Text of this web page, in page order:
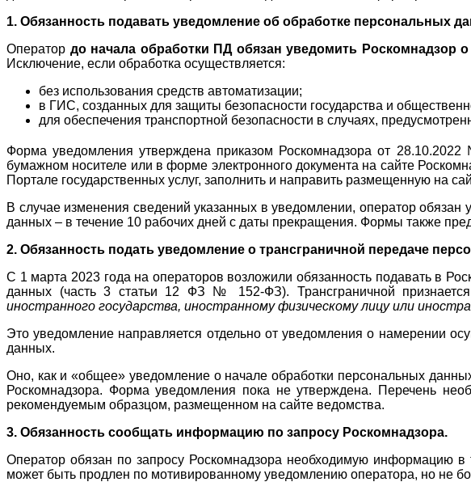
1. Обязанность подавать уведомление об обработке персональных
Оператор до начала обработки ПД обязан уведомить Роскомнадзор
Исключение, если обработка осуществляется:
без использования средств автоматизации;
в ГИС, созданных для защиты безопасности государства и
для обеспечения транспортной безопасности в случаях,
Форма уведомления утверждена приказом Роскомнадзора от
бумажном носителе или в форме электронного документа на сайте
Портале государственных услуг, заполнить и направить размещенную на
В случае изменения сведений указанных в уведомлении, оператор
данных – в течение 10 рабочих дней с даты прекращения. Формы также
2. Обязанность подать уведомление о трансграничной передаче
С 1 марта 2023 года на операторов возложили обязанность подавать в
данных (часть 3 статьи 12 ФЗ № 152-ФЗ). Трансграничной признается
иностранного государства, иностранному физическому лицу или
Это уведомление направляется отдельно от уведомления о намерении
данных.
Оно, как и «общее» уведомление о начале обработки персональных
Роскомнадзора. Форма уведомления пока не утверждена. Перечень
рекомендуемым образцом, размещенном на сайте ведомства.
3. Обязанность сообщать информацию по запросу Роскомнадзора.
Оператор обязан по запросу Роскомнадзора необходимую информацию
может быть продлен по мотивированному уведомлению оператора, но не